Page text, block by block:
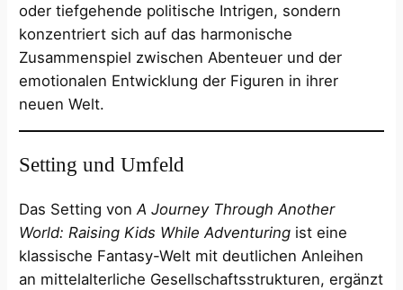
oder tiefgehende politische Intrigen, sondern
konzentriert sich auf das harmonische
Zusammenspiel zwischen Abenteuer und der
emotionalen Entwicklung der Figuren in ihrer
neuen Welt.
Setting und Umfeld
Das Setting vonA Journey Through Another
World: Raising Kids While Adventuring ist eine
klassische Fantasy-Welt mit deutlichen Anleihen
an mittelalterliche Gesellschaftsstrukturen, ergänzt